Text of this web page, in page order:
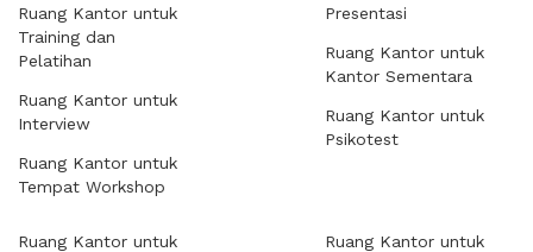
Ruang Kantor untuk
Training dan
Pelatihan
Ruang Kantor untuk
Interview
Ruang Kantor untuk
Tempat Workshop
Presentasi
Ruang Kantor untuk
Kantor Sementara
Ruang Kantor untuk
Psikotest
Ruang Kantor untuk
Ruang Kantor untuk